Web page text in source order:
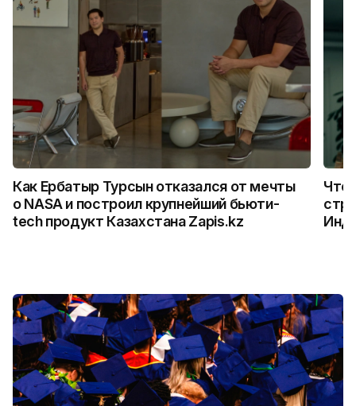
Как Ербатыр Турсын отказался от мечты
о NASA и построил крупнейший бьюти-
tech продукт Казахстана Zapis.kz
Что